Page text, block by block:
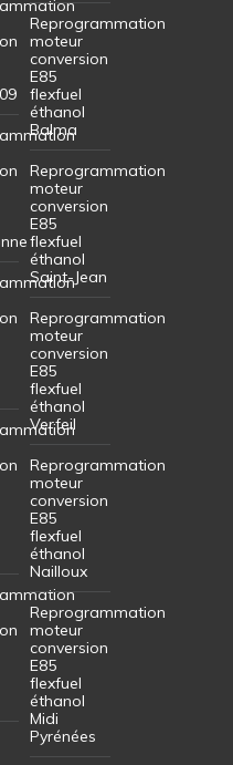
Reprogrammation
moteur
conversion
E85
flexfuel
éthanol
Balma
Reprogrammation
moteur
conversion
E85
flexfuel
éthanol
Saint-Jean
Reprogrammation
moteur
conversion
E85
flexfuel
éthanol
Verfeil
Reprogrammation
moteur
conversion
E85
flexfuel
éthanol
Nailloux
Reprogrammation
moteur
conversion
E85
flexfuel
éthanol
Midi
Pyrénées